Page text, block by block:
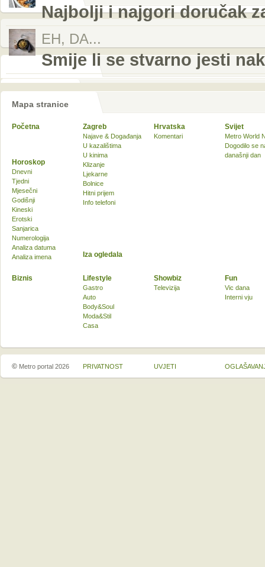
Najbolji i najgori doručak
EH, DA...
Smije li se stvarno jesti
Mapa stranice
Početna Zagreb
Najave & Događanja
U kazalištima
U kinima
Klizanje
Ljekarne
Bolnice
Hitni prijem
Info telefoni
Hrvatska
Komentari
Svijet
Metro World
Dogodilo se
današnji dan
Biznis Lifestyle
Gastro
Auto
Body&Soul
Moda&Stil
Casa
Showbiz
Televizija
Fun
Vic dana
Interni vju
Horoskop
Dnevni
Tjedni
Mjesečni
Godišnji
Kineski
Erotski
Sanjarica
Numerologija
Analiza datuma
Analiza imena
Iza ogledala
© Metro portal 2026 PRIVATNOST UVJETI